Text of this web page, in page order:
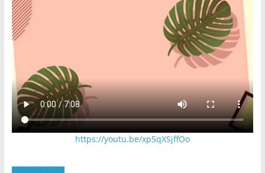
https://youtu.be/xp5qXSjffOo